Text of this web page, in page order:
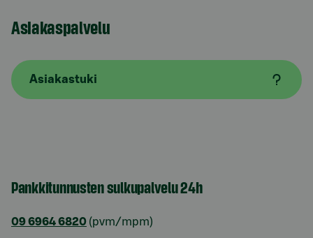
Asiakaspalvelu
Asiakastuki
Pankkitunnusten sulkupalvelu 24h
09 6964 6820 (pvm/mpm)